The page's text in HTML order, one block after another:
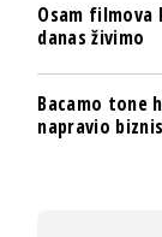
Osam filmova
danas živimo
Bacamo tone
napravio biznis